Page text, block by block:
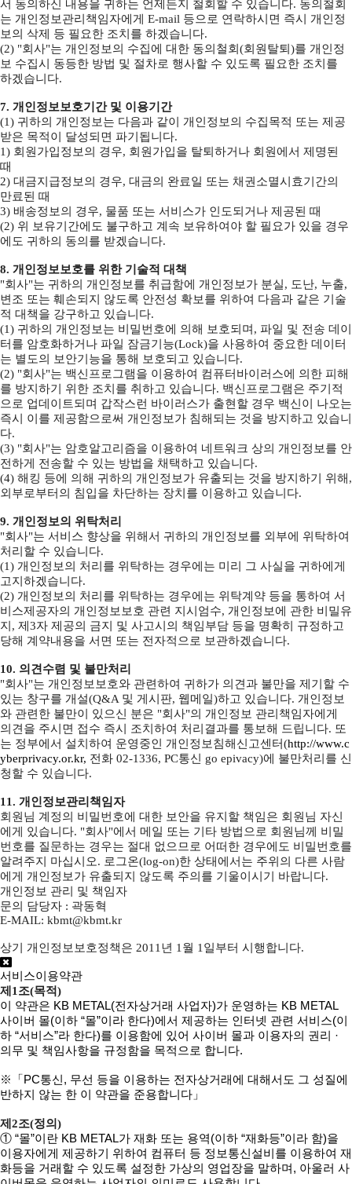
서 동의하신 내용을 귀하는 언제든지 철회할 수 있습니다. 동의철회
는 개인정보관리책임자에게 E-mail 등으로 연락하시면 즉시 개인정
보의 삭제 등 필요한 조치를 하겠습니다.
(2) "회사"는 개인정보의 수집에 대한 동의철회(회원탈퇴)를 개인정
보 수집시 동등한 방법 및 절차로 행사할 수 있도록 필요한 조치를
하겠습니다.
7. 개인정보보호기간 및 이용기간
(1) 귀하의 개인정보는 다음과 같이 개인정보의 수집목적 또는 제공
받은 목적이 달성되면 파기됩니다.
1) 회원가입정보의 경우, 회원가입을 탈퇴하거나 회원에서 제명된
때
2) 대금지급정보의 경우, 대금의 완료일 또는 채권소멸시효기간의
만료된 때
3) 배송정보의 경우, 물품 또는 서비스가 인도되거나 제공된 때
(2) 위 보유기간에도 불구하고 계속 보유하여야 할 필요가 있을 경우
에도 귀하의 동의를 받겠습니다.
8. 개인정보보호를 위한 기술적 대책
"회사"는 귀하의 개인정보를 취급함에 개인정보가 분실, 도난, 누출,
변조 또는 훼손되지 않도록 안전성 확보를 위하여 다음과 같은 기술
적 대책을 강구하고 있습니다.
(1) 귀하의 개인정보는 비밀번호에 의해 보호되며, 파일 및 전송 데이
터를 암호화하거나 파일 잠금기능(Lock)을 사용하여 중요한 데이터
는 별도의 보안기능을 통해 보호되고 있습니다.
(2) "회사"는 백신프로그램을 이용하여 컴퓨터바이러스에 의한 피해
를 방지하기 위한 조치를 취하고 있습니다. 백신프로그램은 주기적
으로 업데이트되며 갑작스런 바이러스가 출현할 경우 백신이 나오는
즉시 이를 제공함으로써 개인정보가 침해되는 것을 방지하고 있습니
다.
(3) "회사"는 암호알고리즘을 이용하여 네트워크 상의 개인정보를 안
전하게 전송할 수 있는 방법을 채택하고 있습니다.
(4) 해킹 등에 의해 귀하의 개인정보가 유출되는 것을 방지하기 위해,
외부로부터의 침입을 차단하는 장치를 이용하고 있습니다.
9. 개인정보의 위탁처리
"회사"는 서비스 향상을 위해서 귀하의 개인정보를 외부에 위탁하여
처리할 수 있습니다.
(1) 개인정보의 처리를 위탁하는 경우에는 미리 그 사실을 귀하에게
고지하겠습니다.
(2) 개인정보의 처리를 위탁하는 경우에는 위탁계약 등을 통하여 서
비스제공자의 개인정보보호 관련 지시엄수, 개인정보에 관한 비밀유
지, 제3자 제공의 금지 및 사고시의 책임부담 등을 명확히 규정하고
당해 계약내용을 서면 또는 전자적으로 보관하겠습니다.
10. 의견수렴 및 불만처리
"회사"는 개인정보보호와 관련하여 귀하가 의견과 불만을 제기할 수
있는 창구를 개설(Q&A 및 게시판, 웹메일)하고 있습니다. 개인정보
와 관련한 불만이 있으신 분은 "회사"의 개인정보 관리책임자에게
의견을 주시면 접수 즉시 조치하여 처리결과를 통보해 드립니다. 또
는 정부에서 설치하여 운영중인 개인정보침해신고센터(http://www.c
yberprivacy.or.kr, 전화 02-1336, PC통신 go epivacy)에 불만처리를 신
청할 수 있습니다.
11. 개인정보관리책임자
회원님 계정의 비밀번호에 대한 보안을 유지할 책임은 회원님 자신
에게 있습니다. "회사"에서 메일 또는 기타 방법으로 회원님께 비밀
번호를 질문하는 경우는 절대 없으므로 어떠한 경우에도 비밀번호를
알려주지 마십시오. 로그온(log-on)한 상태에서는 주위의 다른 사람
에게 개인정보가 유출되지 않도록 주의를 기울이시기 바랍니다.
개인정보 관리 및 책임자
문의 담당자 : 곽동혁
E-MAIL: kbmt@kbmt.kr
상기 개인정보보호정책은 2011년 1월 1일부터 시행합니다.
서비스이용약관
제1조(목적)
이 약관은 KB METAL(전자상거래 사업자)가 운영하는 KB METAL
사이버 몰(이하 “몰”이라 한다)에서 제공하는 인터넷 관련 서비스(이
하 “서비스”라 한다)를 이용함에 있어 사이버 몰과 이용자의 권리 ·
의무 및 책임사항을 규정함을 목적으로 합니다.
※「PC통신, 무선 등을 이용하는 전자상거래에 대해서도 그 성질에
반하지 않는 한 이 약관을 준용합니다」
제2조(정의)
① “몰”이란 KB METAL가 재화 또는 용역(이하 “재화등”이라 함)을
이용자에게 제공하기 위하여 컴퓨터 등 정보통신설비를 이용하여 재
화등을 거래할 수 있도록 설정한 가상의 영업장을 말하며, 아울러 사